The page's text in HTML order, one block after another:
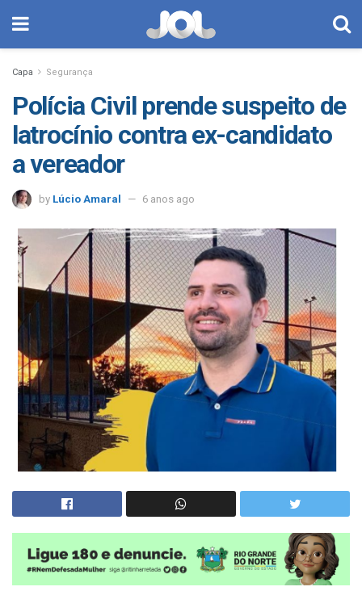
Capa Segurança
Polícia Civil prende suspeito de
latrocínio contra ex-candidato
a vereador
by Lúcio Amaral 6 anos ago